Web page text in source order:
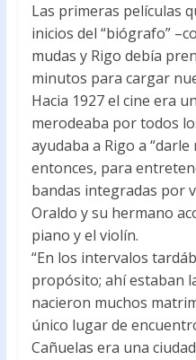
Las primeras películas
inicios del “biógrafo”
mudas y Rigo debía
minutos para cargar
Hacia 1927 el cine era
merodeaba por todos
ayudaba a Rigo a
entonces, para
bandas integradas por
Oraldo y su hermano
piano y el violín.
“En los intervalos
propósito; ahí estaban
nacieron muchos
único lugar de
Cañuelas era una